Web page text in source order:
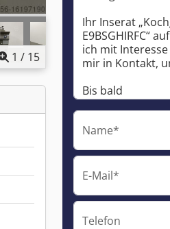
1 / 15
Name*
E-Mail*
Telefon